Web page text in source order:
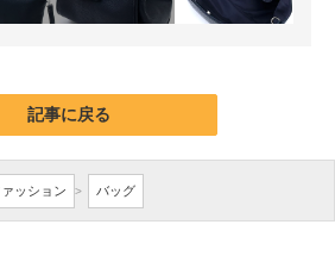
記事に戻る
ァッション > バッグ